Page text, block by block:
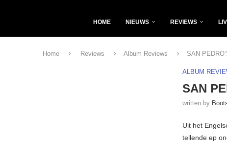
HOME NIEUWS REVIEWS
Home Reviews Album Reviews SAN
ALBUM
SAN
written by
Uit het
tellende ep